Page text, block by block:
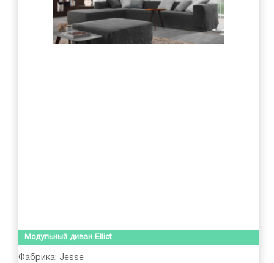
Модульный диван Elliot
Фабрика: Jesse